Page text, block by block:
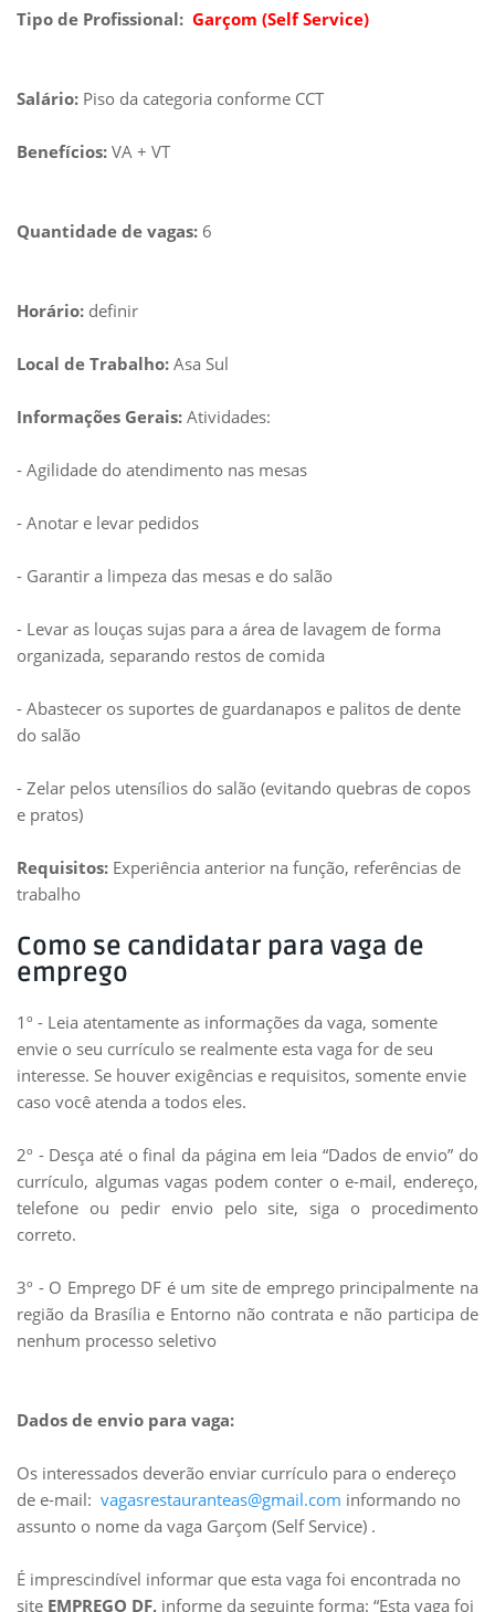
Tipo de Profissional: Garçom (Self Service)
Salário: Piso da categoria conforme CCT
Benefícios: VA + VT
Quantidade de vagas: 6
Horário: definir
Local de Trabalho: Asa Sul
Informações Gerais: Atividades:
- Agilidade do atendimento nas mesas
- Anotar e levar pedidos
- Garantir a limpeza das mesas e do salão
- Levar as louças sujas para a área de lavagem de forma
organizada, separando restos de comida
- Abastecer os suportes de guardanapos e palitos de dente
do salão
- Zelar pelos utensílios do salão (evitando quebras de copos
e pratos)
Requisitos: Experiência anterior na função, referências de
trabalho
Como se candidatar para vaga de
emprego
1º - Leia atentamente as informações da vaga, somente
envie o seu currículo se realmente esta vaga for de seu
interesse. Se houver exigências e requisitos, somente envie
caso você atenda a todos eles.
2º - Desça até o final da página em leia “Dados de envio” do
currículo, algumas vagas podem conter o e-mail, endereço,
telefone ou pedir envio pelo site, siga o procedimento
correto.
3º - O Emprego DF é um site de emprego principalmente na
região da Brasília e Entorno não contrata e não participa de
nenhum processo seletivo
Dados de envio para vaga:
Os interessados deverão enviar currículo para o endereço
de e-mail: vagasrestauranteas@gmail.com informando no
assunto o nome da vaga Garçom (Self Service) .
É imprescindível informar que esta vaga foi encontrada no
site EMPREGO DF, informe da seguinte forma: “Esta vaga foi